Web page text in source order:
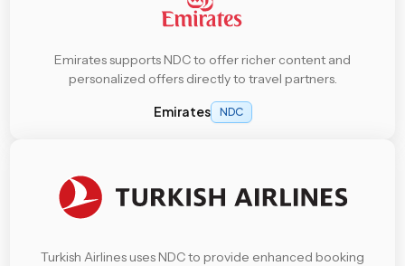
Emirates supports NDC to offer richer content and
personalized offers directly to travel partners.
Emirates NDC
Turkish Airlines uses NDC to provide enhanced booking